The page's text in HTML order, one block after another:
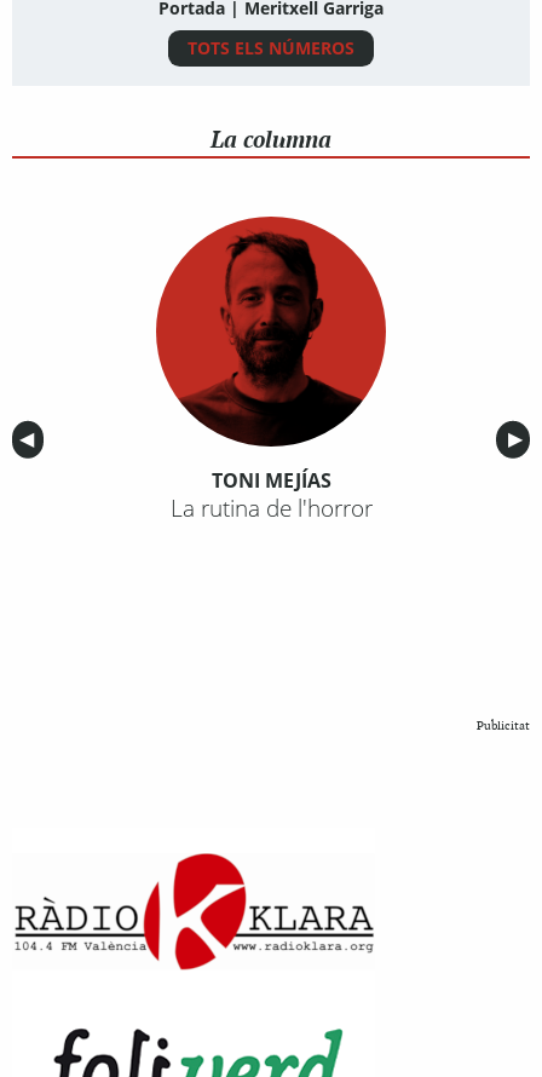
Portada | Meritxell Garriga
TOTS ELS NÚMEROS
La columna
Anterior
◀︎ ▶︎
TONI MEJÍAS
La rutina de l'horror
Publicitat